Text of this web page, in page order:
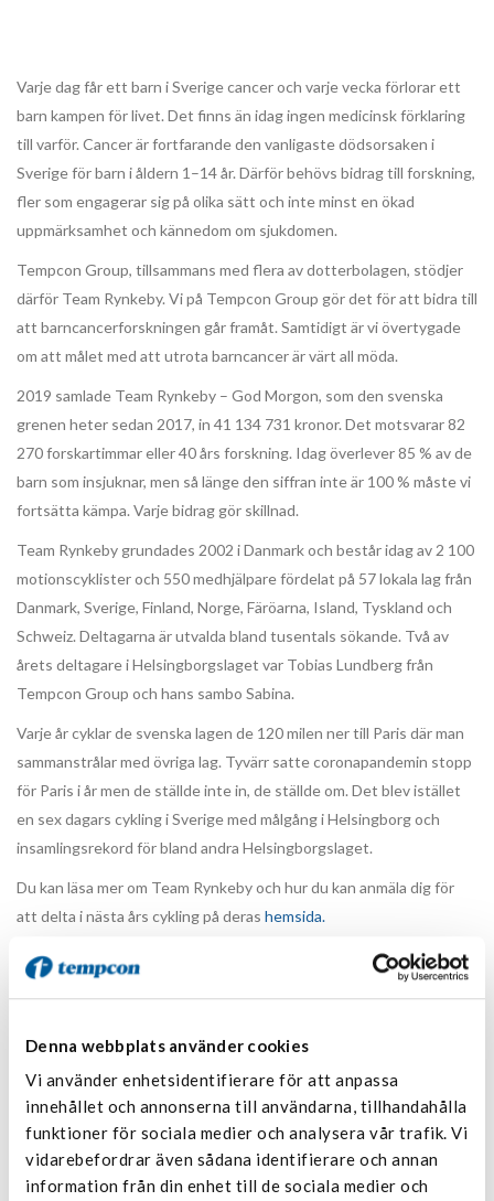
Denna webbplats använder cookies
Vi använder enhetsidentifierare för att anpassa
innehållet och annonserna till användarna, tillhandahålla
funktioner för sociala medier och analysera vår trafik. Vi
vidarebefordrar även sådana identifierare och annan
information från din enhet till de sociala medier och
Varje dag får ett barn i Sverige cancer och varje vecka förlorar ett
barn kampen för livet. Det finns än idag ingen medicinsk förklaring
till varför. Cancer är fortfarande den vanligaste dödsorsaken i
Sverige för barn i åldern 1–14 år. Därför behövs bidrag till forskning,
fler som engagerar sig på olika sätt och inte minst en ökad
uppmärksamhet och kännedom om sjukdomen.
Tempcon Group, tillsammans med flera av dotterbolagen, stödjer
därför Team Rynkeby. Vi på Tempcon Group gör det för att bidra till
att barncancerforskningen går framåt. Samtidigt är vi övertygade
om att målet med att utrota barncancer är värt all möda.
2019 samlade Team Rynkeby – God Morgon, som den svenska
grenen heter sedan 2017, in 41 134 731 kronor. Det motsvarar 82
270 forskartimmar eller 40 års forskning. Idag överlever 85 % av de
barn som insjuknar, men så länge den siffran inte är 100 % måste vi
fortsätta kämpa. Varje bidrag gör skillnad.
Team Rynkeby grundades 2002 i Danmark och består idag av 2 100
motionscyklister och 550 medhjälpare fördelat på 57 lokala lag från
Danmark, Sverige, Finland, Norge, Färöarna, Island, Tyskland och
Schweiz. Deltagarna är utvalda bland tusentals sökande. Två av
årets deltagare i Helsingborgslaget var Tobias Lundberg från
Tempcon Group och hans sambo Sabina.
Varje år cyklar de svenska lagen de 120 milen ner till Paris där man
sammanstrålar med övriga lag. Tyvärr satte coronapandemin stopp
för Paris i år men de ställde inte in, de ställde om. Det blev istället
en sex dagars cykling i Sverige med målgång i Helsingborg och
insamlingsrekord för bland andra Helsingborgslaget.
Du kan läsa mer om Team Rynkeby och hur du kan anmäla dig för
att delta i nästa års cykling på deras hemsida.